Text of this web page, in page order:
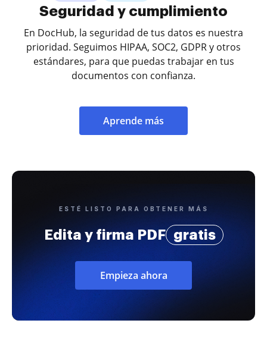
Seguridad y cumplimiento
En DocHub, la seguridad de tus datos es nuestra
prioridad. Seguimos HIPAA, SOC2, GDPR y otros
estándares, para que puedas trabajar en tus
documentos con confianza.
Aprende más
ESTÉ LISTO PARA OBTENER MÁS
Edita y firma PDF gratis
Empieza ahora